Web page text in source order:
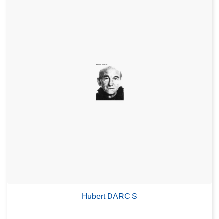
Hubert DARCIS